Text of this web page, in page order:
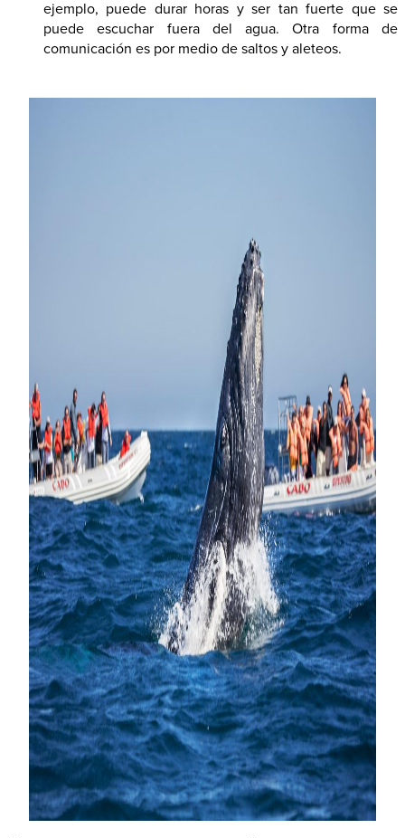
ejemplo, puede durar horas y ser tan fuerte que se
puede escuchar fuera del agua. Otra forma de
comunicación es por medio de saltos y aleteos.